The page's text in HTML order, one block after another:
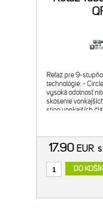
Reťaz pre 9-
technológie: -
vysoká odolnosť
skosenie
stien vonkajších
17.90 EUR
DO